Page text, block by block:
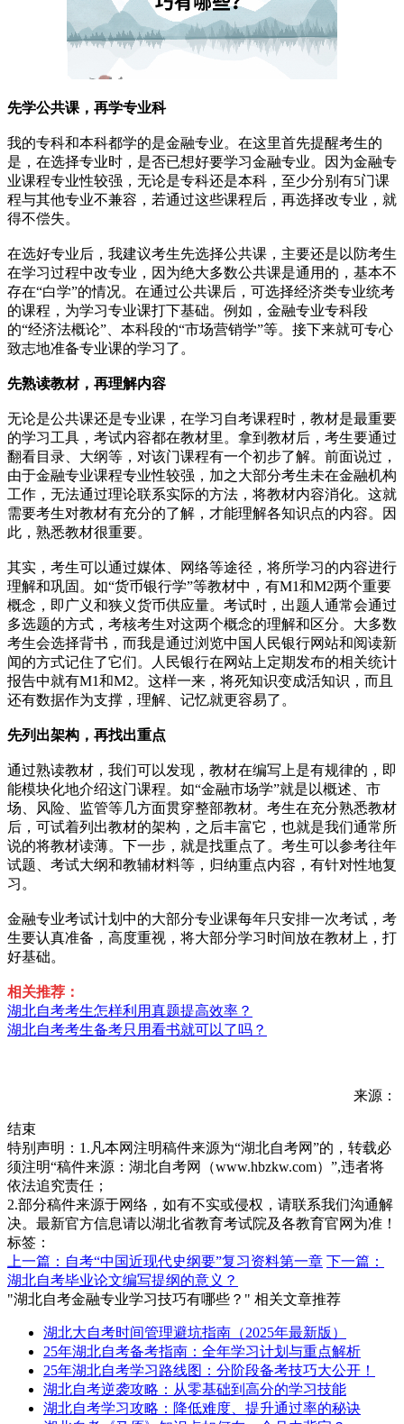
先学公共课，再学专业科
我的专科和本科都学的是金融专业。在这里首先提醒考生的
是，在选择专业时，是否已想好要学习金融专业。因为金融专
业课程专业性较强，无论是专科还是本科，至少分别有5门课
程与其他专业不兼容，若通过这些课程后，再选择改专业，就
得不偿失。
在选好专业后，我建议考生先选择公共课，主要还是以防考生
在学习过程中改专业，因为绝大多数公共课是通用的，基本不
存在“白学”的情况。在通过公共课后，可选择经济类专业统考
的课程，为学习专业课打下基础。例如，金融专业专科段
的“经济法概论”、本科段的“市场营销学”等。接下来就可专心
致志地准备专业课的学习了。
先熟读教材，再理解内容
无论是公共课还是专业课，在学习自考课程时，教材是最重要
的学习工具，考试内容都在教材里。拿到教材后，考生要通过
翻看目录、大纲等，对该门课程有一个初步了解。前面说过，
由于金融专业课程专业性较强，加之大部分考生未在金融机构
工作，无法通过理论联系实际的方法，将教材内容消化。这就
需要考生对教材有充分的了解，才能理解各知识点的内容。因
此，熟悉教材很重要。
其实，考生可以通过媒体、网络等途径，将所学习的内容进行
理解和巩固。如“货币银行学”等教材中，有M1和M2两个重要
概念，即广义和狭义货币供应量。考试时，出题人通常会通过
多选题的方式，考核考生对这两个概念的理解和区分。大多数
考生会选择背书，而我是通过浏览中国人民银行网站和阅读新
闻的方式记住了它们。人民银行在网站上定期发布的相关统计
报告中就有M1和M2。这样一来，将死知识变成活知识，而且
还有数据作为支撑，理解、记忆就更容易了。
先列出架构，再找出重点
通过熟读教材，我们可以发现，教材在编写上是有规律的，即
能模块化地介绍这门课程。如“金融市场学”就是以概述、市
场、风险、监管等几方面贯穿整部教材。考生在充分熟悉教材
后，可试着列出教材的架构，之后丰富它，也就是我们通常所
说的将教材读薄。下一步，就是找重点了。考生可以参考往年
试题、考试大纲和教辅材料等，归纳重点内容，有针对性地复
习。
金融专业考试计划中的大部分专业课每年只安排一次考试，考
生要认真准备，高度重视，将大部分学习时间放在教材上，打
好基础。
相关推荐：
湖北自考考生怎样利用真题提高效率？
湖北自考考生备考只用看书就可以了吗？
来源：
结束
特别声明：1.凡本网注明稿件来源为“湖北自考网”的，转载必
须注明“稿件来源：湖北自考网（www.hbzkw.com）”,违者将
依法追究责任；
2.部分稿件来源于网络，如有不实或侵权，请联系我们沟通解
决。最新官方信息请以湖北省教育考试院及各教育官网为准！
标签：
上一篇：自考“中国近现代史纲要”复习资料第一章 下一篇：
湖北自考毕业论文编写提纲的意义？
"湖北自考金融专业学习技巧有哪些？" 相关文章推荐
湖北大自考时间管理避坑指南（2025年最新版）
25年湖北自考备考指南：全年学习计划与重点解析
25年湖北自考学习路线图：分阶段备考技巧大公开！
湖北自考逆袭攻略：从零基础到高分的学习技能
湖北自考学习攻略：降低难度、提升通过率的秘诀